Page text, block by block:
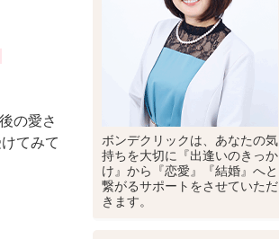
の愛さ
てみて
ボンデクリックは、あなたの気
持ちを大切に『出逢いのきっか
け』から『恋愛』『結婚』へと
繋がるサポートをさせていただ
きます。